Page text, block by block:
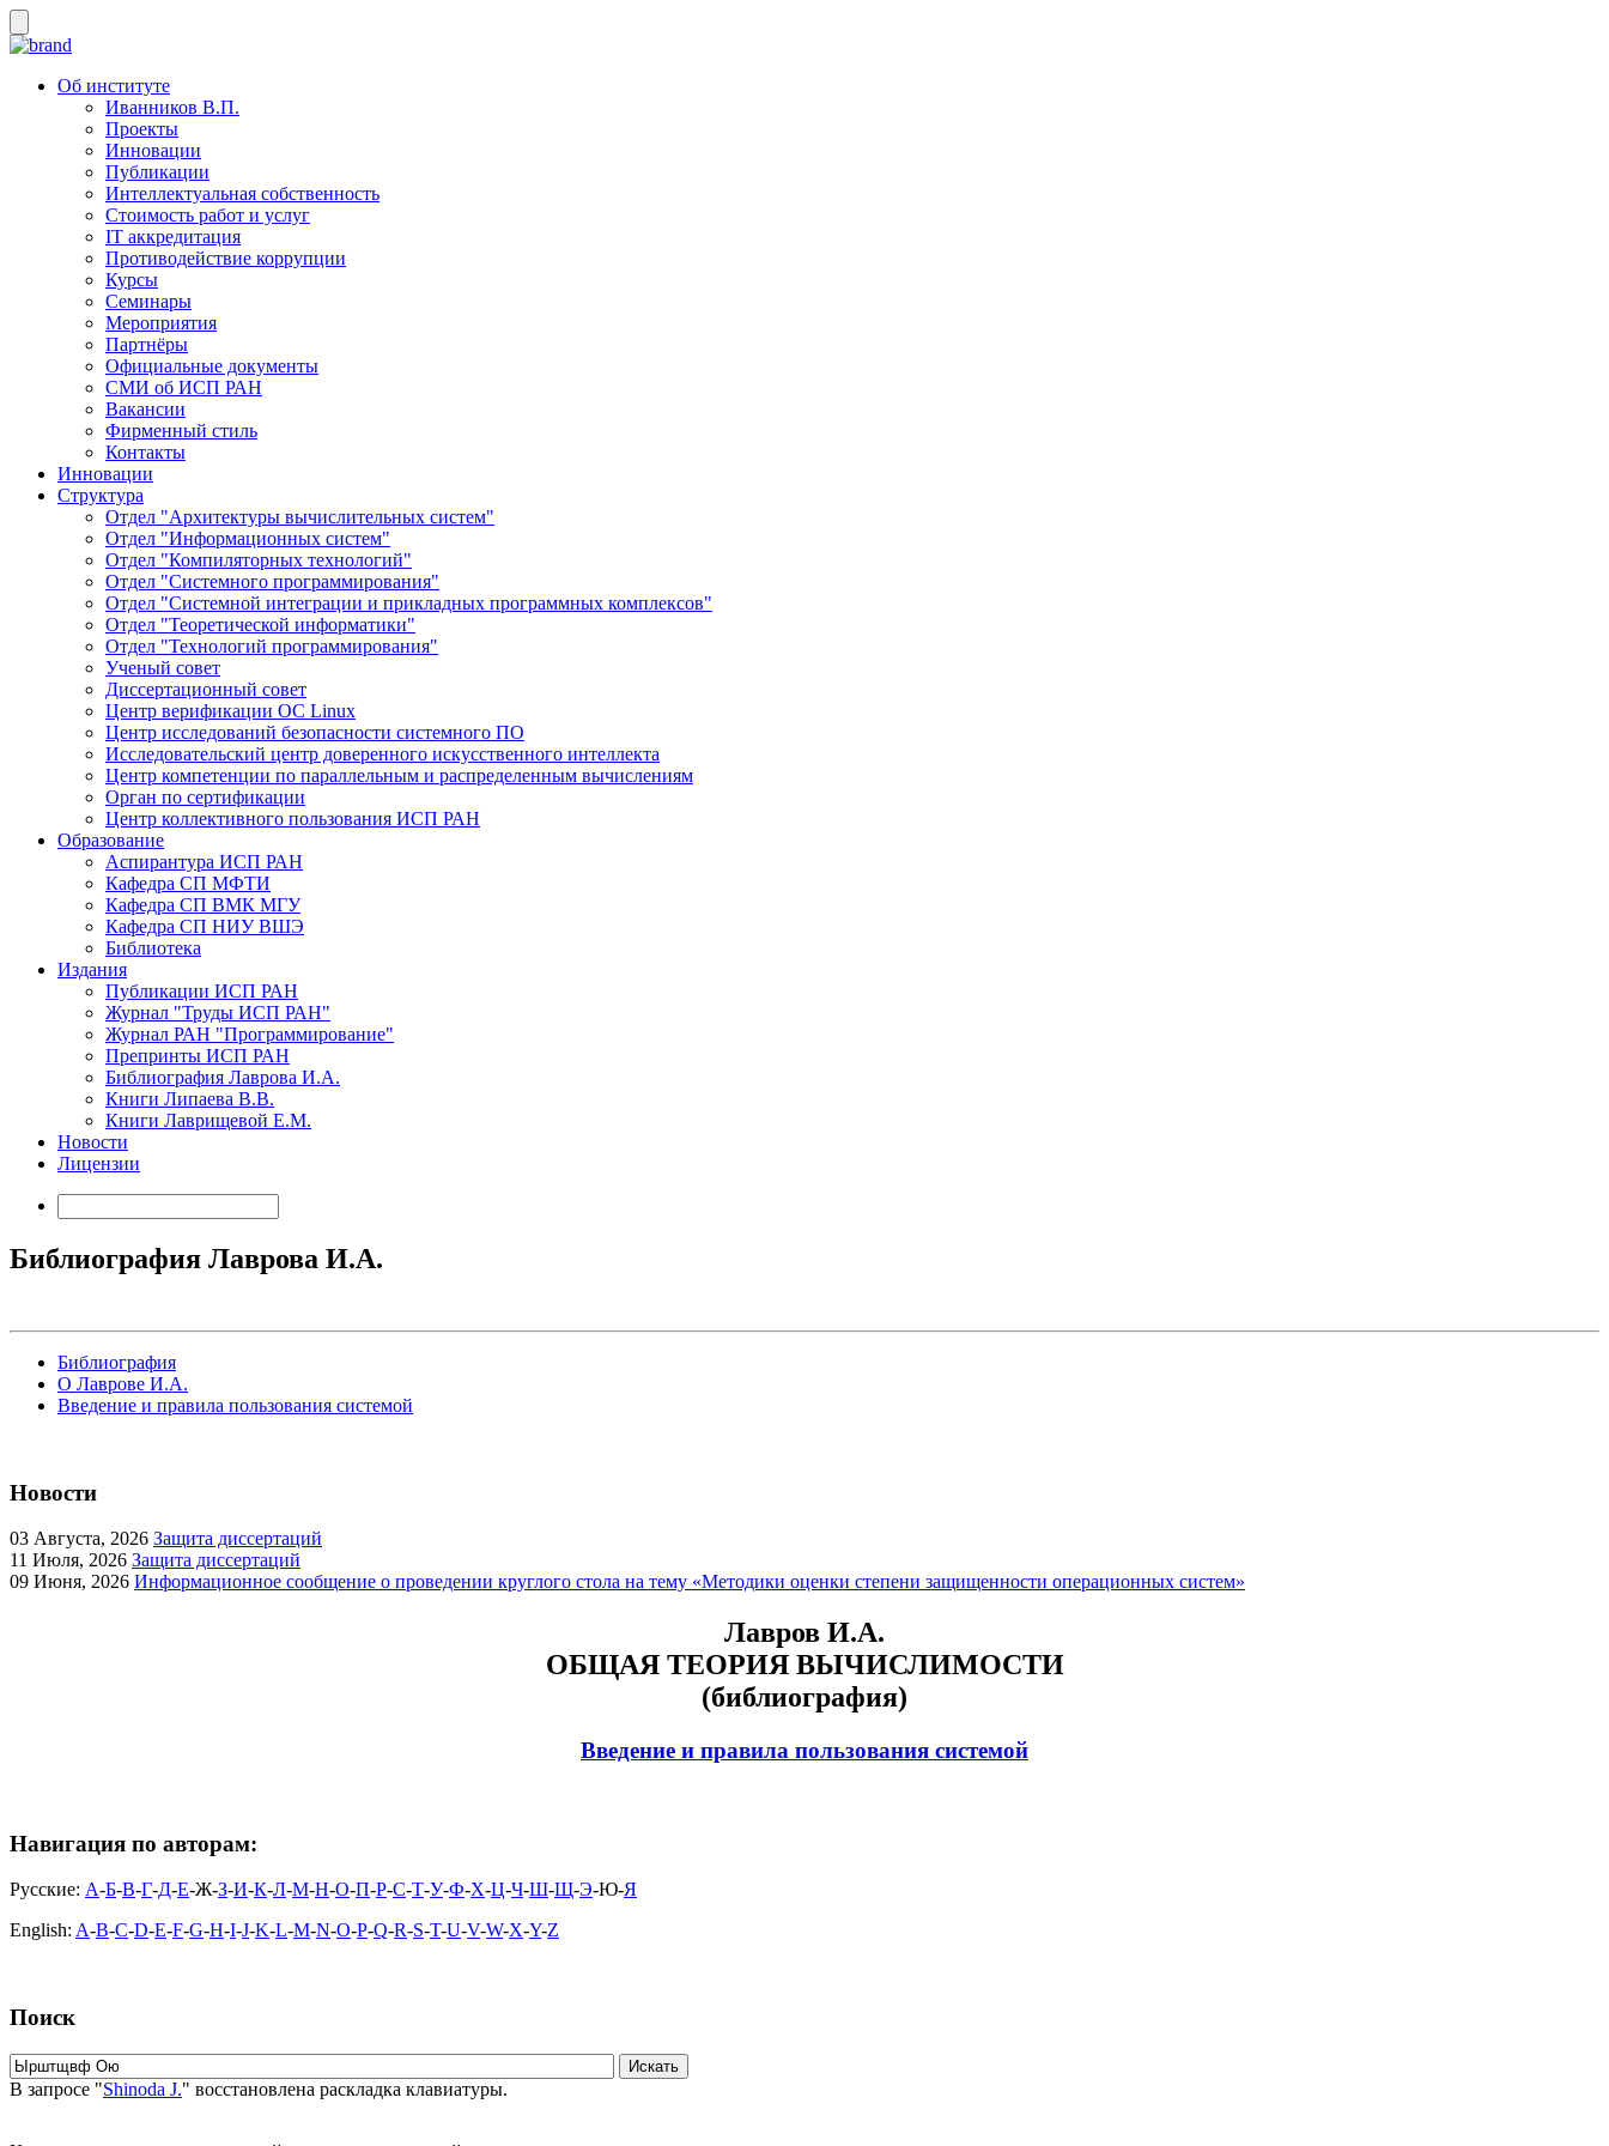
Об институте
Иванников В.П.
Проекты
Инновации
Публикации
Интеллектуальная собственность
Стоимость работ и услуг
IT аккредитация
Противодействие коррупции
Курсы
Семинары
Мероприятия
Партнёры
Официальные документы
СМИ об ИСП РАН
Вакансии
Фирменный стиль
Контакты
Инновации
Структура
Отдел "Архитектуры вычислительных систем"
Отдел "Информационных систем"
Отдел "Компиляторных технологий"
Отдел "Системного программирования"
Отдел "Системной интеграции и прикладных программных комплексов"
Отдел "Теоретической информатики"
Отдел "Технологий программирования"
Ученый совет
Диссертационный совет
Центр верификации ОС Linux
Центр исследований безопасности системного ПО
Исследовательский центр доверенного искусственного интеллекта
Центр компетенции по параллельным и распределенным вычислениям
Орган по сертификации
Центр коллективного пользования ИСП РАН
Образование
Аспирантура ИСП РАН
Кафедра СП МФТИ
Кафедра СП ВМК МГУ
Кафедра СП НИУ ВШЭ
Библиотека
Издания
Публикации ИСП РАН
Журнал "Труды ИСП РАН"
Журнал РАН "Программирование"
Препринты ИСП РАН
Библиография Лаврова И.А.
Книги Липаева В.В.
Книги Лаврищевой Е.М.
Новости
Лицензии
Библиография Лаврова И.А.
Библиография
О Лаврове И.А.
Введение и правила пользования системой
Новости
03 Августа, 2026 Защита диссертаций
11 Июля, 2026 Защита диссертаций
09 Июня, 2026 Информационное сообщение о проведении круглого стола на тему «Методики оценки степени защищенности операционных систем»
Лавров И.А.
ОБЩАЯ ТЕОРИЯ ВЫЧИСЛИМОСТИ
(библиография)
Введение и правила пользования системой
Навигация по авторам:
Русские: А-Б-В-Г-Д-Е-Ж-З-И-К-Л-М-Н-О-П-Р-С-Т-У-Ф-Х-Ц-Ч-Ш-Щ-Э-Ю-Я
English: A-B-C-D-E-F-G-H-I-J-K-L-M-N-O-P-Q-R-S-T-U-V-W-X-Y-Z
Поиск
В запросе "Shinoda J." восстановлена раскладка клавиатуры.